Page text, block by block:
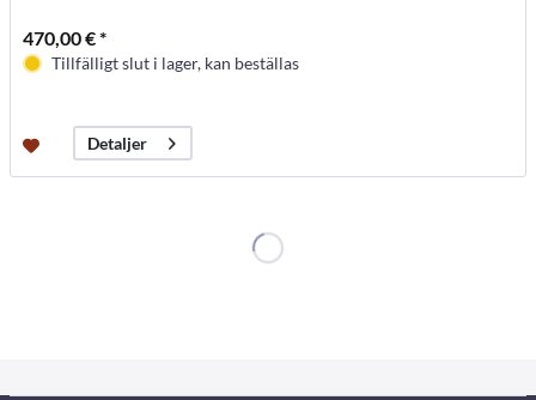
470,00 € *
Tillfälligt slut i lager, kan beställas
Detaljer